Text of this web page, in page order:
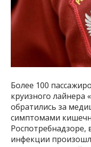
Более 100
круизного лайнера
обратились за
симптомами
инфекции